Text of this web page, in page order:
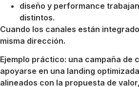
diseño y performance
distintos.
Cuando los canales están
misma dirección.
Ejemplo práctico: una campaña de
apoyarse en una landing
alineados con la propuesta de